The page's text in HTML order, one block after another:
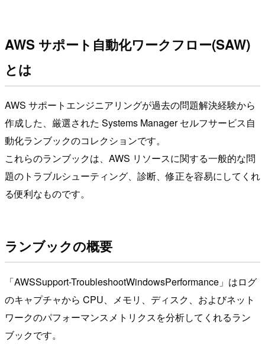
AWS サポート自動化ワークフロー(SAW)
とは
AWS サポートエンジニアリングが過去の問題解決経験から
作成した、厳選された Systems Manager セルフサービス自
動化ランブックのコレクションです。
これらのランブックは、AWS リソースに関する一般的な問
題のトラブルシューティング、診断、修正を容易にしてくれ
る便利なものです。
ランブックの概要
「AWSSupport-TroubleshootWindowsPerformance」はログ
のキャプチャから CPU、メモリ、ディスク、およびネット
ワークのパフォーマンスメトリクスを分析してくれるラン
ブックです。